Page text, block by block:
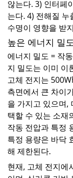
않는다. 3) 인터페
는다. 4) 전해질
수명이 영향을 받
높은 에너지 밀도
에너지 밀도 = 작
지 밀도는 이미 이
고체 전지는
측면에서 큰 차이
을 가지고 있으며,
택할 수 있는 소재
작동 전압과 특정
특정 용량은 바닥
해 제한된다.
현재, 고체 전지에